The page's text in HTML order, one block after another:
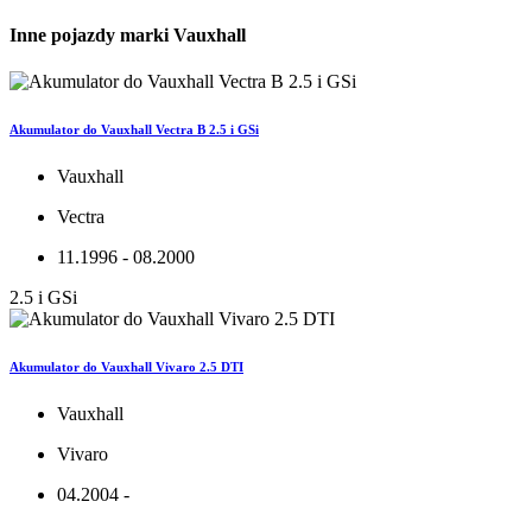
Inne pojazdy marki Vauxhall
Akumulator do Vauxhall Vectra B 2.5 i GSi
Vauxhall
Vectra
11.1996 - 08.2000
2.5 i GSi
Akumulator do Vauxhall Vivaro 2.5 DTI
Vauxhall
Vivaro
04.2004 -